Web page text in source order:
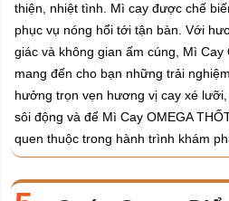
thiện, nhiệt tình. Mì cay được chế
phục vụ nóng hổi tới tận bàn. Với
giác và không gian ấm cúng, Mì Cay
mang đến cho bạn những trải
hưởng trọn vẹn hương vị cay xé
sôi động và để Mì Cay OMEGA
quen thuộc trong hành trình khám